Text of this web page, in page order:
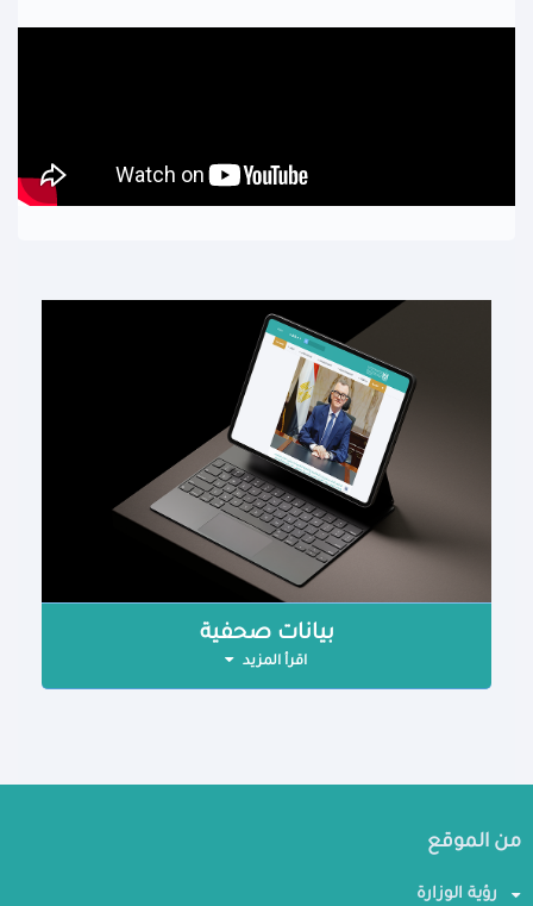
بيانات صحفية
اقرأ المزيد
من الموقع
رؤية الوزارة